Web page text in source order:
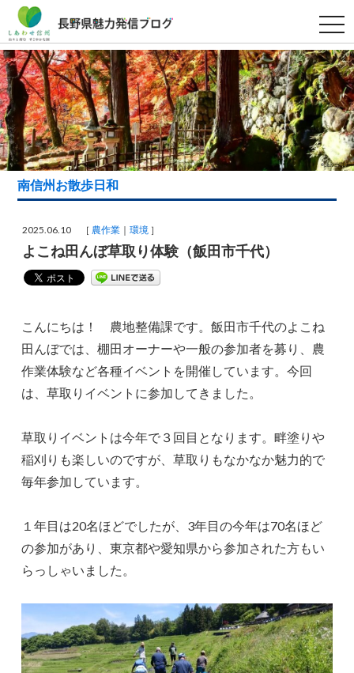
t
o
g
g
l
e
n
a
v
i
g
a
t
n
南信州お散歩日和
2025.06.10 ［ 農作業 環境 ］
よこね田んぼ草取り体験（飯田市千代）
こんにちは！ 農地整備課です。飯田市千代のよこね
田んぼでは、棚田オーナーや一般の参加者を募り、農
作業体験など各種イベントを開催しています。今回
は、草取りイベントに参加してきました。
草取りイベントは今年で３回目となります。畔塗りや
稲刈りも楽しいのですが、草取りもなかなか魅力的で
毎年参加しています。
１年目は20名ほどでしたが、3年目の今年は70名ほど
の参加があり、東京都や愛知県から参加された方もい
らっしゃいました。